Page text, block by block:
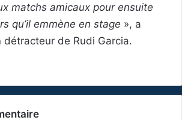
matchs amicaux pour ensuite
qu’il emmène en stage », a
détracteur de Rudi Garcia.